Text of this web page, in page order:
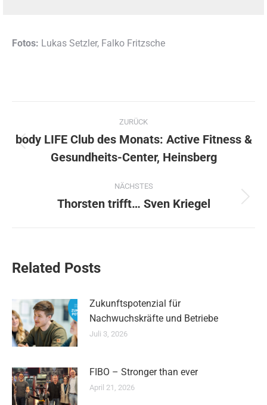
Fotos: Lukas Setzler, Falko Fritzsche
Kommentarnavigation
ZURÜCK
Beitrag:
body LIFE Club des Monats: Active Fitness &
Gesundheits-Center, Heinsberg
NÄCHSTES
Nächster
Thorsten trifft… Sven Kriegel
Related Posts
Zukunftspotenzial für
Nachwuchskräfte und Betriebe
Juli 3, 2026
FIBO – Stronger than ever
April 21, 2026